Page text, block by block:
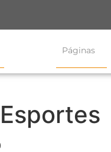
Páginas